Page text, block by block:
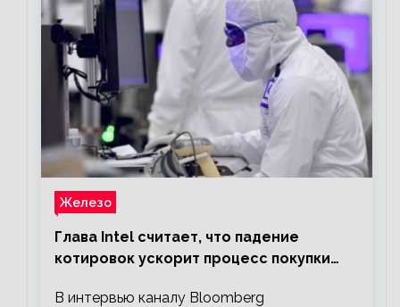
Железо
Глава Intel считает, что падение
котировок ускорит процесс покупки
В интервью каналу Bloomberg